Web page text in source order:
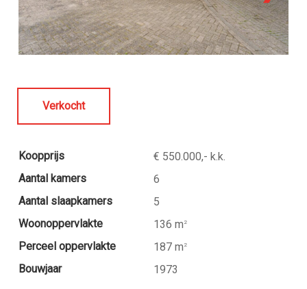
Verkocht
Koopprijs
€ 550.000,- k.k.
Aantal kamers
6
Aantal slaapkamers
5
Woonoppervlakte
136 m 2
Perceel oppervlakte 187 m 2
Bouwjaar 1973